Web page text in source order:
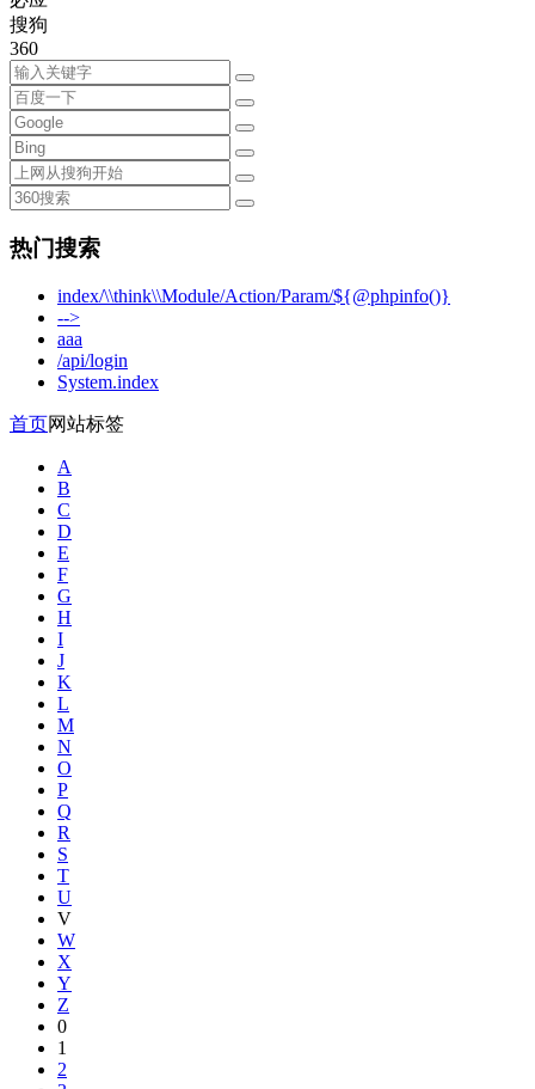
搜狗
360
热门搜索
index/\\think\\Module/Action/Param/${@phpinfo()}
-->
aaa
/api/login
System.index
首页网站标签
A
B
C
D
E
F
G
H
I
J
K
L
M
N
O
P
Q
R
S
T
U
V
W
X
Y
Z
0
1
2